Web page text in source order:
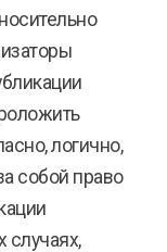
логично,
собой право
случаях,